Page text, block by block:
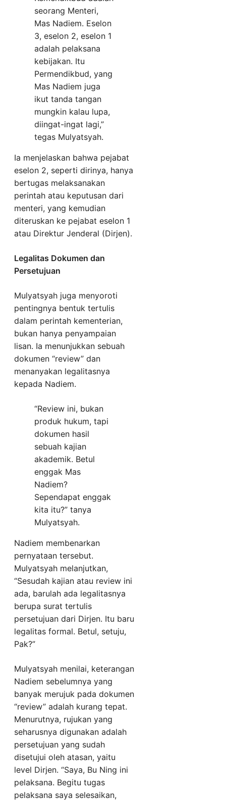
seorang Menteri,
Mas Nadiem. Eselon
3, eselon 2, eselon 1
adalah pelaksana
kebijakan. Itu
Permendikbud, yang
Mas Nadiem juga
ikut tanda tangan
mungkin kalau lupa,
diingat-ingat lagi,”
tegas Mulyatsyah.
Ia menjelaskan bahwa pejabat
eselon 2, seperti dirinya, hanya
bertugas melaksanakan
perintah atau keputusan dari
menteri, yang kemudian
diteruskan ke pejabat eselon 1
atau Direktur Jenderal (Dirjen).
Legalitas Dokumen dan
Persetujuan
Mulyatsyah juga menyoroti
pentingnya bentuk tertulis
dalam perintah kementerian,
bukan hanya penyampaian
lisan. Ia menunjukkan sebuah
dokumen “review” dan
menanyakan legalitasnya
kepada Nadiem.
“Review ini, bukan
produk hukum, tapi
dokumen hasil
sebuah kajian
akademik. Betul
enggak Mas
Nadiem?
Sependapat enggak
kita itu?” tanya
Mulyatsyah.
Nadiem membenarkan
pernyataan tersebut.
Mulyatsyah melanjutkan,
“Sesudah kajian atau review ini
ada, barulah ada legalitasnya
berupa surat tertulis
persetujuan dari Dirjen. Itu baru
legalitas formal. Betul, setuju,
Pak?”
Mulyatsyah menilai, keterangan
Nadiem sebelumnya yang
banyak merujuk pada dokumen
“review” adalah kurang tepat.
Menurutnya, rujukan yang
seharusnya digunakan adalah
persetujuan yang sudah
disetujui oleh atasan, yaitu
level Dirjen. “Saya, Bu Ning ini
pelaksana. Begitu tugas
pelaksana saya selesaikan,